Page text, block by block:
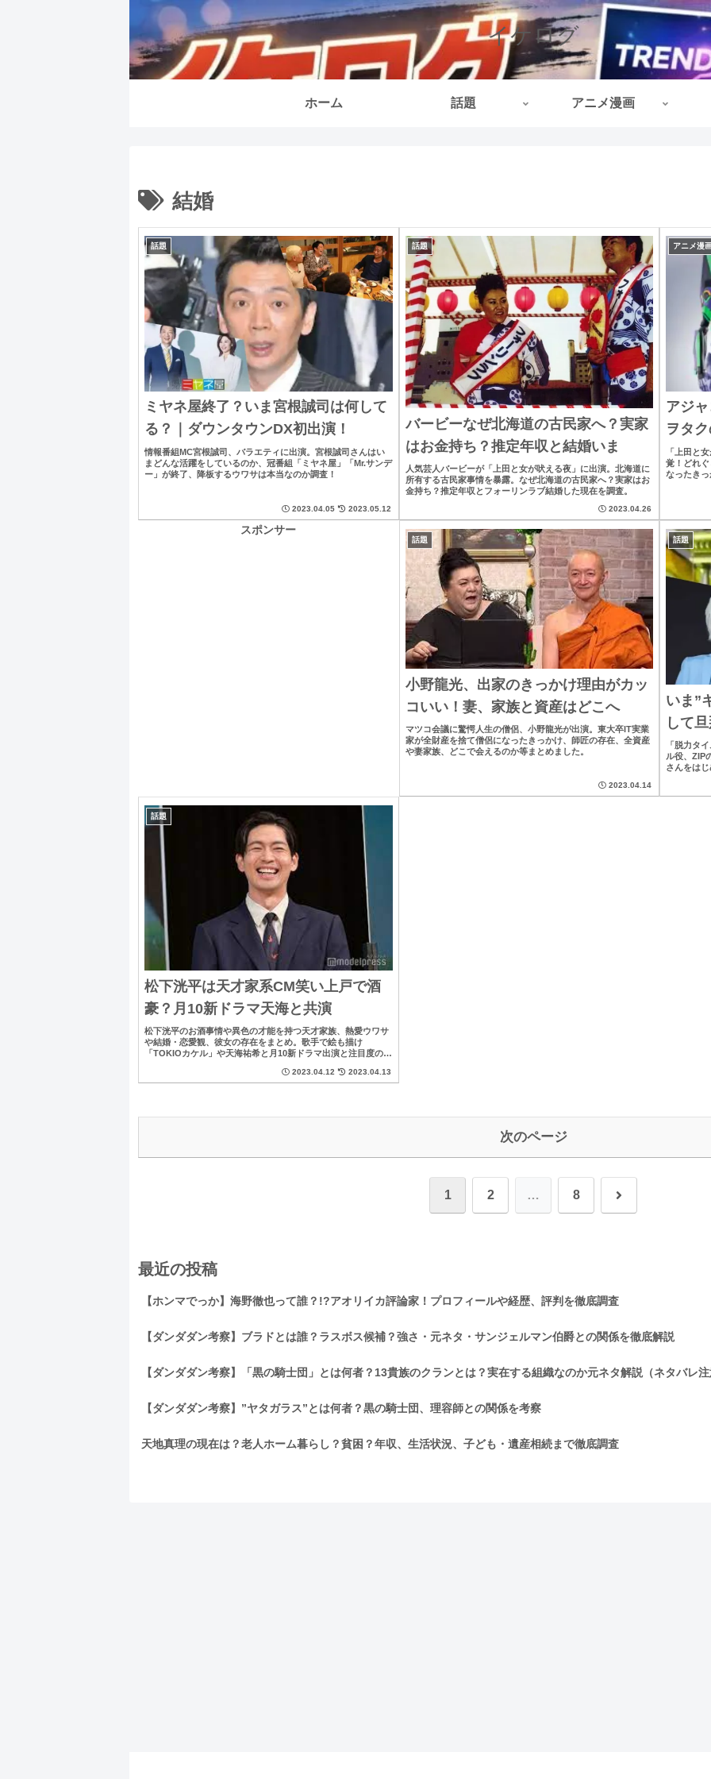
イケログ
ホーム 話題 アニメ漫画
結婚
話題
ミヤネ屋終了？いま宮根誠司は何して
る？｜ダウンタウンDX初出演！
情報番組MC宮根誠司、バラエティに出演。宮根誠司さんはい
まどんな活躍をしているのか、冠番組「ミヤネ屋」「Mr.サンデ
ー」が終了、降板するウワサは本当なのか調査！
2023.04.05 2023.05.12
話題
バービーなぜ北海道の古民家へ？実家
はお金持ち？推定年収と結婚いま
人気芸人バービーが「上田と女が吠える夜」に出演。北海道に
所有する古民家事情を暴露。なぜ北海道の古民家へ？実家はお
金持ち？推定年収とフォーリンラブ結婚した現在を調査。
2023.04.26
アニメ漫
アジ
ヲタ
「上田と
覚！どれ
なったき
スポンサー
話題
小野龍光、出家のきっかけ理由がカッ
コいい！妻、家族と資産はどこへ
マツコ会議に驚愕人生の僧侶、小野龍光が出演。東大卒IT実業
家が全財産を捨て僧侶になったきっかけ、師匠の存在、全資産
や妻家族、どこで会えるのか等まとめました。
2023.04.14
話題
いま”
して
「脱力タ
ル役、ZIP
さんをは
話題
松下洸平は天才家系CM笑い上戸で酒
豪？月10新ドラマ天海と共演
松下洸平のお酒事情や異色の才能を持つ天才家族、熱愛ウワサ
や結婚・恋愛観、彼女の存在をまとめ。歌手で絵も描け
「TOKIOカケル」や天海祐希と月10新ドラマ出演と注目度の高
2023.04.12 2023.04.13
次のページ
1 2 … 8 次
最近の投稿
【ホンマでっか】海野徹也って誰？!?アオリイカ評論家！プロフィールや経歴、評判を徹底調査
【ダンダダン考察】ブラドとは誰？ラスボス候補？強さ・元ネタ・サンジェルマン伯爵との関係を徹底解説
【ダンダダン考察】「黒の騎士団」とは何者？13貴族のクランとは？実在する組織なのか元ネタ解説（ネタバレ
【ダンダダン考察】”ヤタガラス”とは何者？黒の騎士団、理容師との関係を考察
天地真理の現在は？老人ホーム暮らし？貧困？年収、生活状況、子ども・遺産相続まで徹底調査